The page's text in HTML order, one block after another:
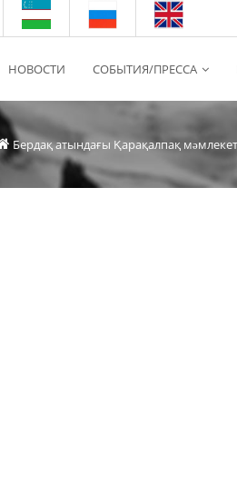
НОВОСТИ СОБЫТИЯ/ПРЕССА
Бердақ атындағы Қарақалпақ